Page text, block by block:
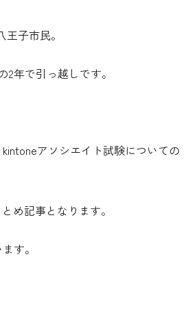
子市民。
年で引っ越しです。
アソシエイト試験についての
め記事となります。
す。